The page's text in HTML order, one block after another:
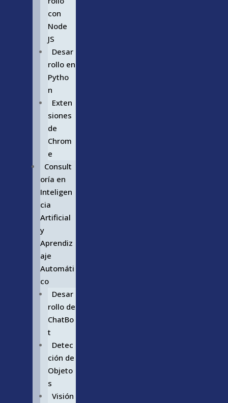
con
Node
JS
Desar
rollo en
Pytho
n
Exten
siones
de
Chrom
e
Consult
oría en
Inteligen
cia
Artificial
y
Aprendiz
aje
Automáti
co
Desar
rollo de
ChatBo
t
Detec
ción de
Objeto
s
Visión